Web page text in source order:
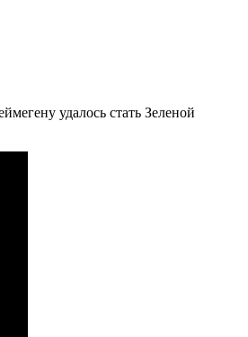
удалось стать Зеленой